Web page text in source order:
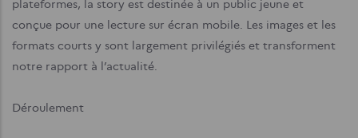
plateformes, la story est destinée à un public jeune et
conçue pour une lecture sur écran mobile. Les images et les
formats courts y sont largement privilégiés et transforment
notre rapport à l’actualité.
Déroulement